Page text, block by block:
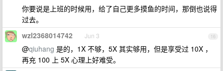
你要说是上班的时候用，给了自己更多摸鱼的时间，那倒也说得
过去。
16
wzl2368014742 Jun 3
@qiuhang 是的，1X 不够，5X 其实够用，但是享受过 10X ，
再充 100 上 5X 心理上好难受。